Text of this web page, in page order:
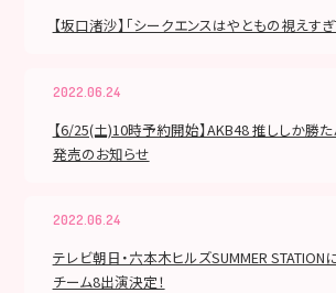
【坂口渚沙】「シークエンスはやともの視えす
2022.06.24
【6/25(土)10時予約開始】AKB48 推ししか勝
発売のお知らせ
2022.06.24
テレビ朝日・六本木ヒルズSUMMER STATION
チーム8出演決定！